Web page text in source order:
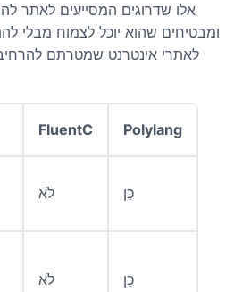
אלו שדרוגים המסייעים לאתר
ומבטיחים שהוא יוכל לצמוח מבלי
לאתרי אינטרנט שמטרתם
FluentC Polylang
לֹא כֵּן
לֹא כֵּן